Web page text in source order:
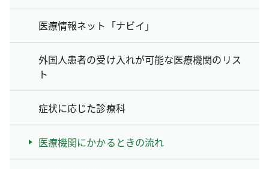
医療情報ネット「ナビイ」
外国人患者の受け入れが可能な医療機関のリス
ト
症状に応じた診療科
医療機関にかかるときの流れ